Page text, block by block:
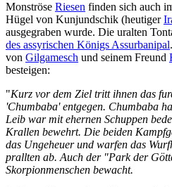
Monströse Riesen finden sich auch
Hügel von Kunjundschik (heutiger
ausgegraben wurde. Die uralten
des assyrischen Königs Assurbanipal
von Gilgamesch und seinem Freund
besteigen:
"Kurz vor dem Ziel tritt ihnen das
'Chumbaba' entgegen. Chumbaba
Leib war mit ehernen Schuppen
Krallen bewehrt. Die beiden
das Ungeheuer und warfen das
prallten ab. Auch der "Park der
Skorpionmenschen bewacht.